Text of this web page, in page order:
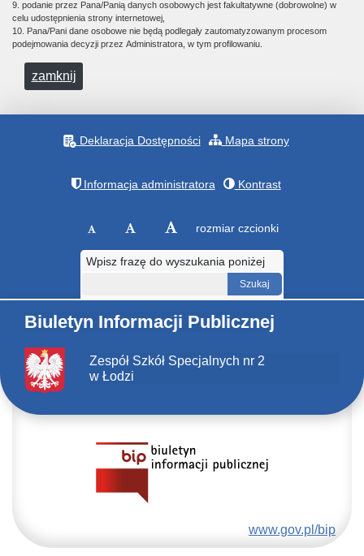
9. podanie przez Pana/Panią danych osobowych jest fakultatywne (dobrowolne) w
celu udostępnienia strony internetowej,
10. Pana/Pani dane osobowe nie będą podlegały zautomatyzowanym procesom
podejmowania decyzji przez Administratora, w tym profilowaniu.
zamknij
Deklaracja Dostępności Mapa strony
Informacja administratora Kontrast
rozmiar czcionki
Wpisz frazę do wyszukania poniżej
Biuletyn Informacji Publicznej
Zespół Szkół Specjalnych nr 2
w Łodzi
www.gov.pl/bip